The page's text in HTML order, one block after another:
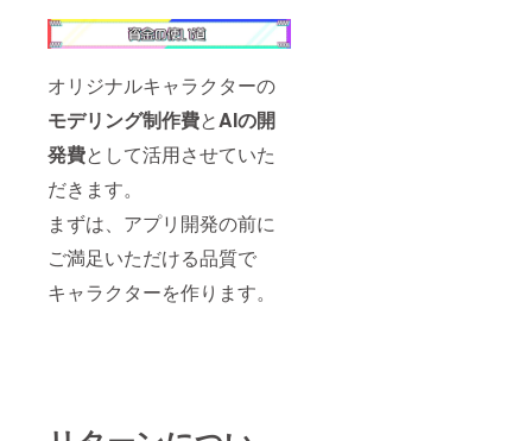
オリジナルキャラクターの
モデリング制作費とAIの開
発費として活用させていた
だきます。
まずは、アプリ開発の前に
ご満足いただける品質で
キャラクターを作ります。